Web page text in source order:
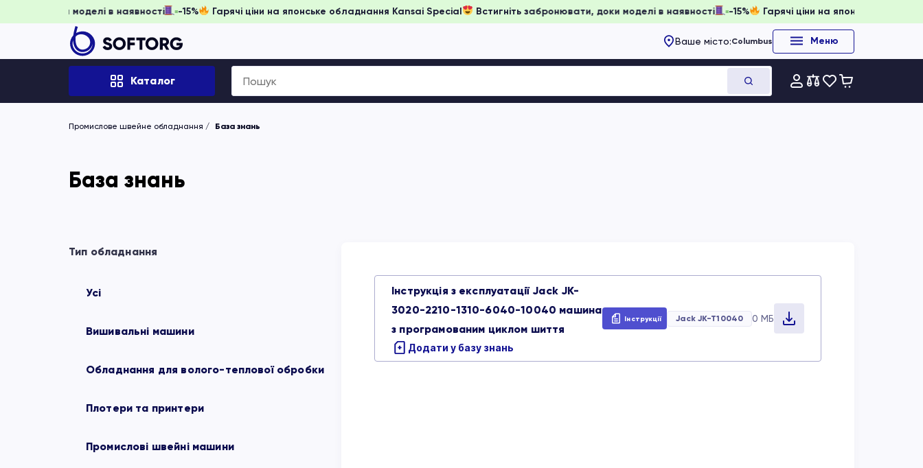
забронювати, доки моделі в наявності -15% Гарячі ціни на японське обладнання Kansai Special Встигніть забронювати, доки моделі в наявності -15% Гарячі ціни на японське
Ваше місто:Columbus Меню
Каталог
Search
for:
Промислове швейне обладнання База знань
База знань
Тип обладнання
Усі
Вишивальні машини
Обладнання для волого-теплової обробки
Плотери та принтери
Промислові швейні машини
Інструкція з експлуатації Jack JK-
3020-2210-1310-6040-10040 машина
з програмованим циклом шиття
Додати у базу знань
Інструкції Jack JK-T10040 0 МБ